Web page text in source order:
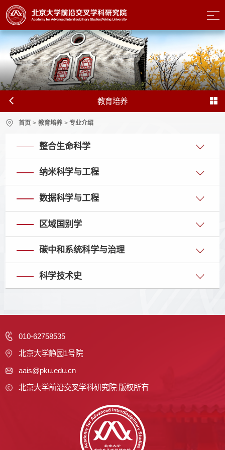
教育培养
首页 > 教育培养 > 专业介绍
整合生命科学
纳米科学与工程
数据科学与工程
区域国别学
碳中和系统科学与治理
科学技术史
010-62758535
北京大学静园1号院
aais@pku.edu.cn
北京大学前沿交叉学科研究院 版权所有